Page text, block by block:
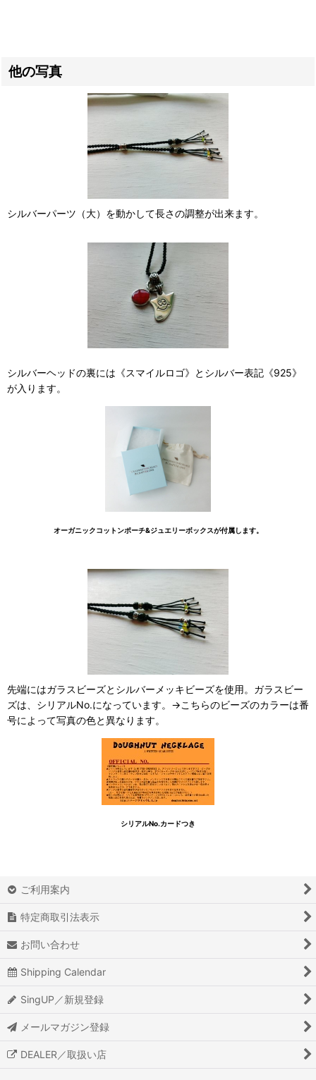
他の写真
シルバーパーツ（大）を動かして長さの調整が出来ます。
シルバーヘッドの裏には《スマイルロゴ》とシルバー表記《925》
が入ります。
オーガニックコットンポーチ&ジュエリーボックスが付属します。
先端にはガラスビーズとシルバーメッキビーズを使用。ガラスビー
ズは、シリアルNo.になっています。→こちらのビーズのカラーは番
号によって写真の色と異なります。
シリアルNo.カードつき
ご利用案内
特定商取引法表示
お問い合わせ
Shipping Calendar
SingUP／新規登録
メールマガジン登録
DEALER／取扱い店